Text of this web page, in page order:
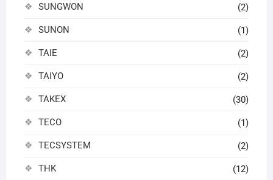
SUNGWON (2)
SUNON (1)
TAIE (2)
TAIYO (2)
TAKEX (30)
TECO (1)
TECSYSTEM (2)
THK (12)